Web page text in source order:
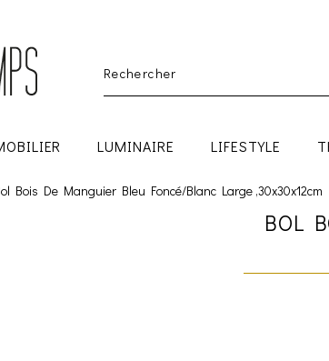
LUMINAIRE LIFESTYLE
Bois De Manguier Bleu Foncé/Blanc Large ,30x30x12cm
BOL